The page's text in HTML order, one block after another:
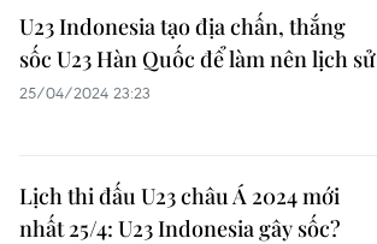
U23 Indonesia tạo địa chấn, thắng
sốc U23 Hàn Quốc để làm nên lịch sử
25/04/2024 23:23
Lịch thi đấu U23 châu Á 2024 mới
nhất 25/4: U23 Indonesia gây sốc?